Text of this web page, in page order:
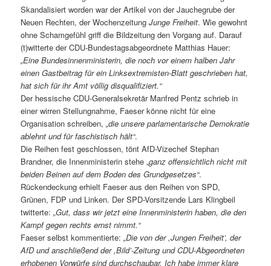
Skandalisiert worden war der Artikel von der Jauchegrube der
Neuen Rechten, der WochenzeitungJunge Freiheit. Wie gewohnt
ohne Schamgefühl griff die Bildzeitung den Vorgang auf. Darauf
(t)witterte der CDU-Bundestagsabgeordnete Matthias Hauer:
„Eine Bundesinnenministerin, die noch vor einem halben Jahr
einen Gastbeitrag für ein Linksextremisten-Blatt geschrieben hat,
hat sich für ihr Amt völlig disqualifiziert.“
Der hessische CDU-Generalsekretär Manfred Pentz schrieb in
einer wirren Stellungnahme, Faeser könne nicht für eine
Organisation schreiben, „die unsere parlamentarische Demokratie
ablehnt und für faschistisch hält“.
Die Reihen fest geschlossen, tönt AfD-Vizechef Stephan
Brandner, die Innenministerin stehe „ganz offensichtlich nicht mit
beiden Beinen auf dem Boden des Grundgesetzes“.
Rückendeckung erhielt Faeser aus den Reihen von SPD,
Grünen, FDP und Linken. Der SPD-Vorsitzende Lars Klingbeil
twitterte: „Gut, dass wir jetzt eine Innenministerin haben, die den
Kampf gegen rechts ernst nimmt.“
Faeser selbst kommentierte: „Die von der ,Jungen Freiheit’, der
AfD und anschließend der ,Bild’-Zeitung und CDU-Abgeordneten
erhobenen Vorwürfe sind durchschaubar. Ich habe immer klare